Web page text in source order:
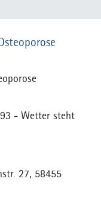
- Wetter steht
27, 58455